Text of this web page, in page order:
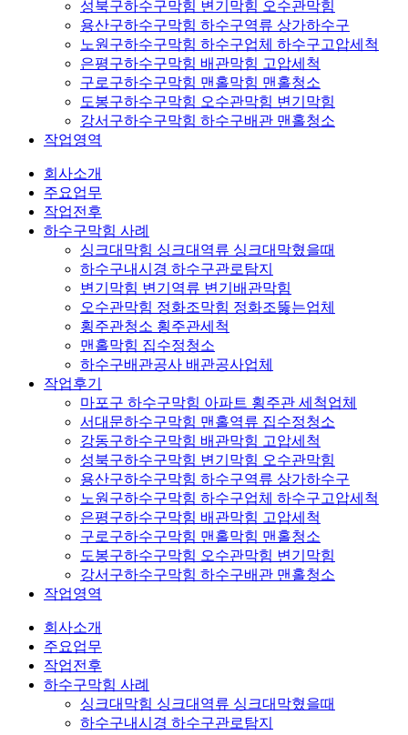
성북구하수구막힘 변기막힘 오수관막힘
용산구하수구막힘 하수구역류 상가하수구
노원구하수구막힘 하수구업체 하수구고압세척
은평구하수구막힘 배관막힘 고압세척
구로구하수구막힘 맨홀막힘 맨홀청소
도봉구하수구막힘 오수관막힘 변기막힘
강서구하수구막힘 하수구배관 맨홀청소
작업영역
회사소개
주요업무
작업전후
하수구막힘 사례
싱크대막힘 싱크대역류 싱크대막혔을때
하수구내시경 하수구관로탐지
변기막힘 변기역류 변기배관막힘
오수관막힘 정화조막힘 정화조뚫는업체
횡주관청소 횡주관세척
맨홀막힘 집수정청소
하수구배관공사 배관공사업체
작업후기
마포구 하수구막힘 아파트 횡주관 세척업체
서대문하수구막힘 맨홀역류 집수정청소
강동구하수구막힘 배관막힘 고압세척
성북구하수구막힘 변기막힘 오수관막힘
용산구하수구막힘 하수구역류 상가하수구
노원구하수구막힘 하수구업체 하수구고압세척
은평구하수구막힘 배관막힘 고압세척
구로구하수구막힘 맨홀막힘 맨홀청소
도봉구하수구막힘 오수관막힘 변기막힘
강서구하수구막힘 하수구배관 맨홀청소
작업영역
회사소개
주요업무
작업전후
하수구막힘 사례
싱크대막힘 싱크대역류 싱크대막혔을때
하수구내시경 하수구관로탐지